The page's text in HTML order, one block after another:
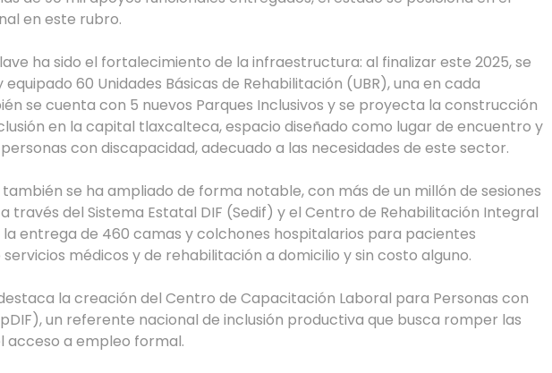
en este rubro.
ha sido el fortalecimiento de la infraestructura: al finalizar este 2025, se
60 Unidades Básicas de Rehabilitación (UBR), una en cada
se cuenta con 5 nuevos Parques Inclusivos y se proyecta la construcción
en la capital tlaxcalteca, espacio diseñado como lugar de encuentro y
con discapacidad, adecuado a las necesidades de este sector.
se ha ampliado de forma notable, con más de un millón de sesiones
través del Sistema Estatal DIF (Sedif) y el Centro de Rehabilitación Integral
la entrega de 460 camas y colchones hospitalarios para pacientes
médicos y de rehabilitación a domicilio y sin costo alguno.
la creación del Centro de Capacitación Laboral para Personas con
un referente nacional de inclusión productiva que busca romper las
acceso a empleo formal.